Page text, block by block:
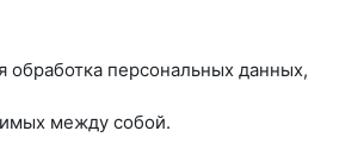
персональных данных,
между собой.